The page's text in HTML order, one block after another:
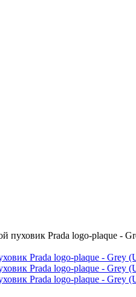
пуховик Prada logo-plaque -